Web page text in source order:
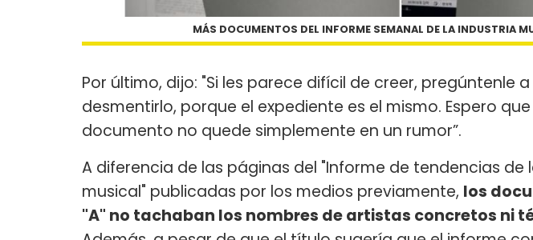
MÁS DOCUMENTOS DEL INFORME SEMANAL DE LA INDUSTRIA
Por último, dijo: "Si les parece difícil de creer, pregúntenle a
desmentirlo, porque el expediente es el mismo. Espero
documento no quede simplemente en un rumor”.
A diferencia de las páginas del "Informe de tendencias de
musical" publicadas por los medios previamente, los
"A" no tachaban los nombres de artistas concretos ni